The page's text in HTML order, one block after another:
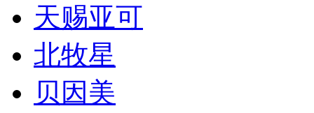
天赐亚可
北牧星
贝因美